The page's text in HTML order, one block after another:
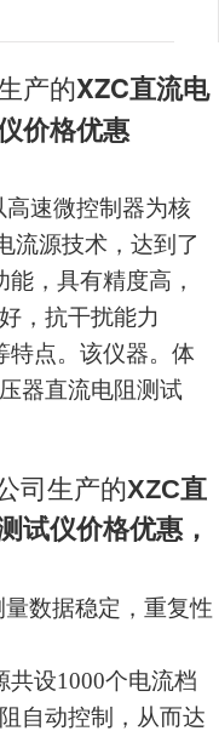
产的XZC直流电
价格优惠
速微控制器为核
流源技术，达到了
，具有精度高，
，抗干扰能力
特点。该仪器。体
器直流电阻测试
司生产的XZC直
试仪价格优惠，
数据稳定，重复性
共设1000个电流档
自动控制，从而达